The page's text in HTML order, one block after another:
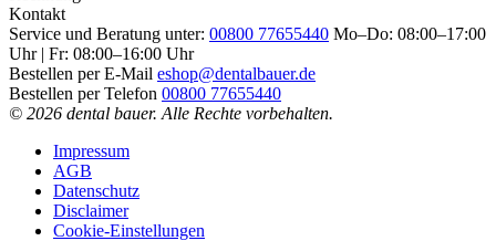
Kontakt
Service und Beratung unter: 00800 77655440 Mo–Do: 08:00–17:00
Uhr | Fr: 08:00–16:00 Uhr
Bestellen per E-Mail eshop@dentalbauer.de
Bestellen per Telefon 00800 77655440
© 2026 dental bauer. Alle Rechte vorbehalten.
Impressum
AGB
Datenschutz
Disclaimer
Cookie-Einstellungen